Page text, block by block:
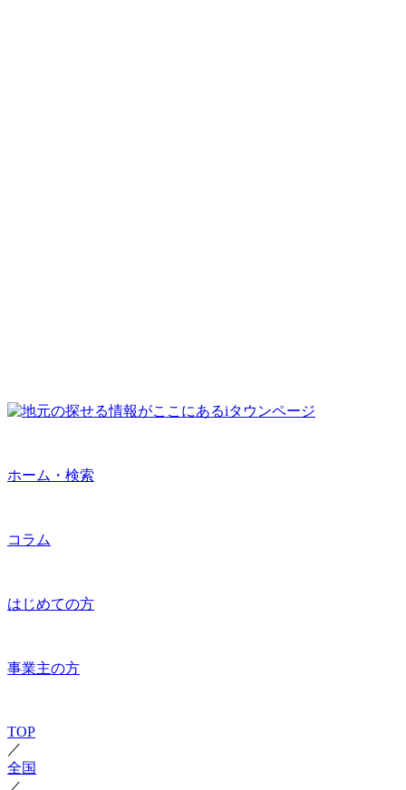
ホーム・検索
コラム
はじめての方
事業主の方
TOP
／
全国
／